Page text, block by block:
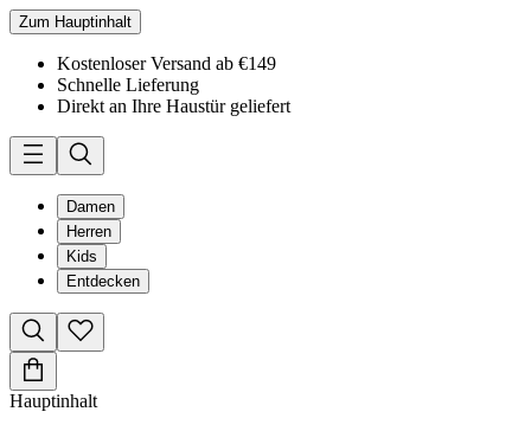
Zum Hauptinhalt
Kostenloser Versand ab €149
Schnelle Lieferung
Direkt an Ihre Haustür geliefert
Damen
Herren
Kids
Entdecken
Hauptinhalt